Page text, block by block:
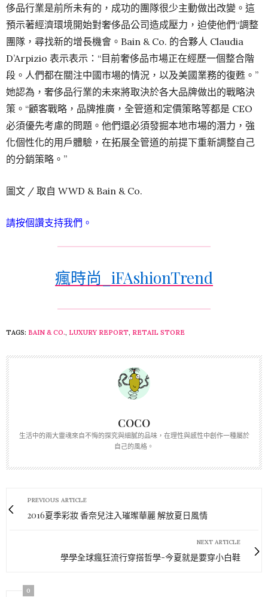
侈品行業是前所未有的，成功的團隊很少主動做出改變。這
預示著經濟環境開始對奢侈品公司造成壓力，迫使他們“調整
團隊，尋找新的增長機會。Bain & Co. 的合夥人 Claudia
D’Arpizio 表示表示：“目前奢侈品市場正在經歷一個整合階
段。人們都在關注中國市場的情況，以及美國業務的復甦。”
她認為，奢侈品行業的未來將取決於各大品牌做出的戰略決
策。“顧客戰略，品牌推廣，全管道和定價策略等都是 CEO
必須優先考慮的問題。他們還必須發掘本地市場的潛力，強
化個性化的用戶體驗，在拓展全管道的前提下重新調整自己
的分銷策略。”
圖文 / 取自 WWD & Bain & Co.
請按個讚支持我們。
瘋時尚_iFAshionTrend
TAGS: BAIN & CO., LUXURY REPORT, RETAIL STORE
COCO
生活中的兩大靈魂來自不悔的探究與細膩的品味，在理性與感性中創作一種屬於
自己的風格。
PREVIOUS ARTICLE
2016夏季彩妝 香奈兒注入璀璨華麗 解放夏日風情
NEXT ARTICLE
學學全球瘋狂流行穿搭哲學-今夏就是要穿小白鞋
0